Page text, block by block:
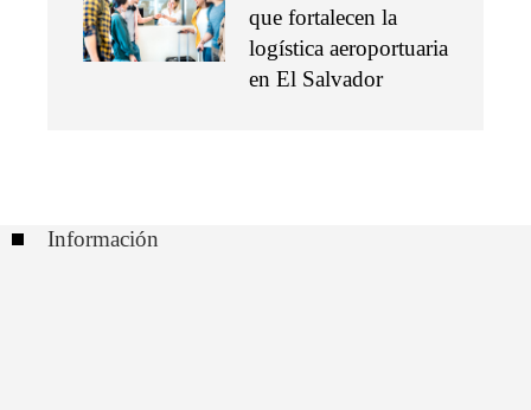
que fortalecen la
logística aeroportuaria
en El Salvador
Información